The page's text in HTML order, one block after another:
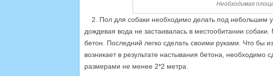
Необходимая
2. Пол для собаки необходимо делать под небольшим
дождевая вода не застаивалась в местообитании
бетон. Последний легко сделать своими руками. Что бы
возникает в результате настывания бетона, необходимо
размерами не менее 2*2 метра.